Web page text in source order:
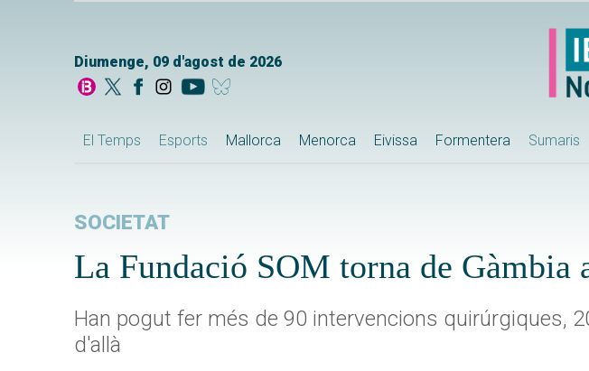
Diumenge, 09 d'agost de 2026
El Temps Esports Mallorca Menorca Eivissa Formentera Sumaris
SOCIETAT
La Fundació SOM torna de Gàmbia
Han pogut fer més de 90 intervencions quirúrgiques,
d'allà